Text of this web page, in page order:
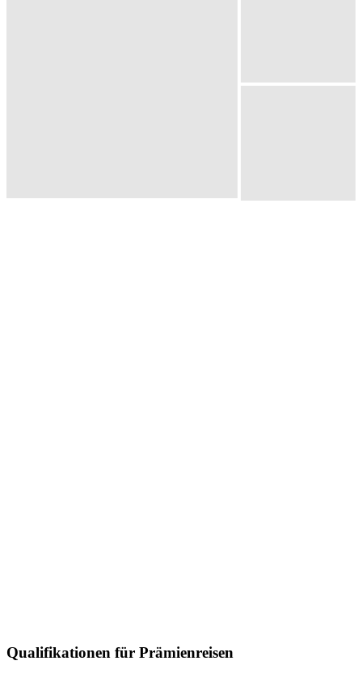
Qualifikationen für Prämienreisen